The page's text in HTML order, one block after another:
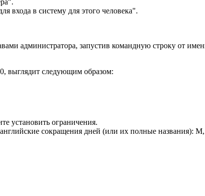
в систему для этого человека".
администратора, запустив командную строку от
выглядит следующим образом:
установить ограничения.
сокращения дней (или их полные названия):